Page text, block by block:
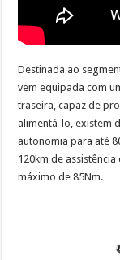
Destinada ao
vem equipada com
traseira, capaz de
alimentá-lo, existem
autonomia para até
120km de
máximo de 85Nm.